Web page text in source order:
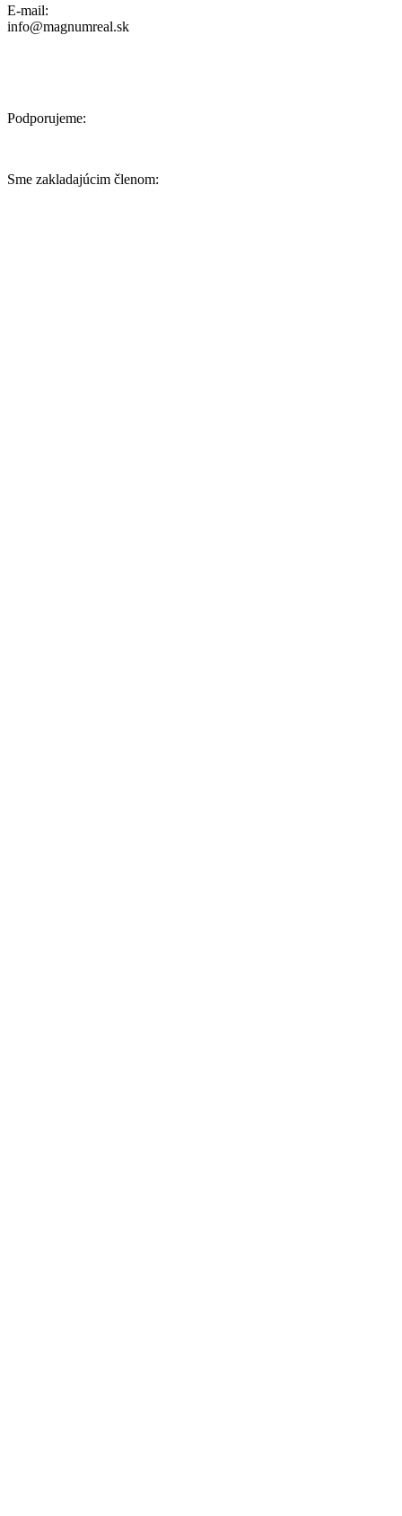
E-mail:
info@magnumreal.sk
Podporujeme:
Sme zakladajúcim členom: